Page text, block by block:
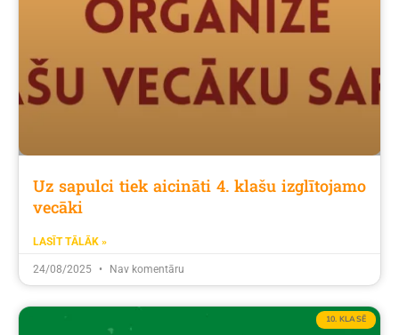
Uz sapulci tiek aicināti 4. klašu izglītojamo
vecāki
LASĪT TĀLĀK »
24/08/2025 Nav komentāru
10. KLASĒ